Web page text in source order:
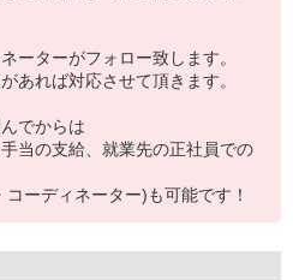
ーターがフォロー致します。
あれば対応させて頂きます。
でからは
当の支給、就業先の正社員での
ーディネーター)も可能です！